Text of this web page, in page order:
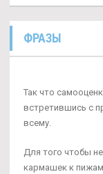
ФРАЗЫ
Так что
встретившись с
всему.
Для того чтобы
кармашек к